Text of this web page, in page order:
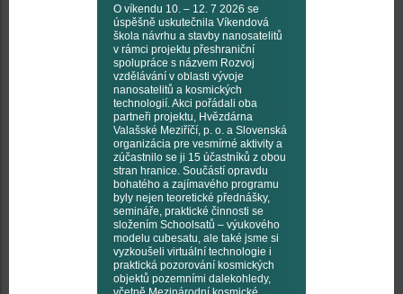
O víkendu 10. – 12. 7 2026 se
úspěšně uskutečnila Víkendová
škola návrhu a stavby nanosatelitů
v rámci projektu přeshraniční
spolupráce s názvem Rozvoj
vzdělávání v oblasti vývoje
nanosatelitů a kosmických
technologií. Akci pořádali oba
partneři projektu, Hvězdárna
Valašské Meziříčí, p. o. a Slovenská
organizácia pre vesmírné aktivity a
zúčastnilo se ji 15 účastníků z obou
stran hranice. Součástí opravdu
bohatého a zajímavého programu
byly nejen teoretické přednášky,
semináře, praktické činnosti se
složením Schoolsatů – výukového
modelu cubesatu, ale také jsme si
vyzkoušeli virtuální technologie i
praktická pozorování kosmických
objektů pozemními dalekohledy,